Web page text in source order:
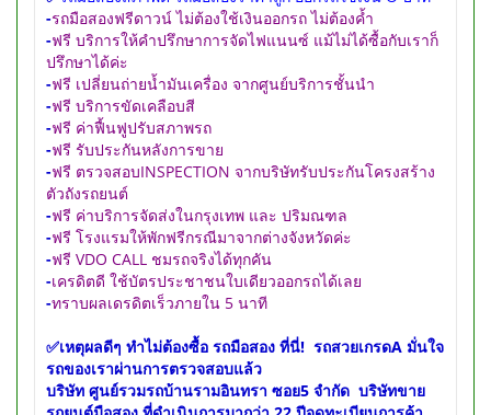
-รถมือสองฟรีดาวน์ ไม่ต้องใช้เงินออกรถ ไม่ต้องค้ำ
-ฟรี บริการให้คำปรึกษาการจัดไฟแนนซ์ แม้ไม่ได้ซื้อกับเราก็
ปรึกษาได้ค่ะ
-ฟรี เปลี่ยนถ่ายน้ำมันเครื่อง จากศูนย์บริการชั้นนำ
-ฟรี บริการขัดเคลือบสี
-ฟรี ค่าฟื้นฟูปรับสภาพรถ
-ฟรี รับประกันหลังการขาย
-ฟรี ตรวจสอบINSPECTION จากบริษัทรับประกันโครงสร้าง
ตัวถังรถยนต์
-ฟรี ค่าบริการจัดส่งในกรุงเทพ และ ปริมณฑล
-ฟรี โรงแรมให้พักฟรีกรณีมาจากต่างจังหวัดค่ะ
-ฟรี VDO CALL ชมรถจริงได้ทุกคัน
-เครดิตดี ใช้บัตรประชาชนใบเดียวออกรถได้เลย
-ทราบผลเดรดิตเร็วภายใน 5 นาที
✅เหตุผลดีๆ ทำไม่ต้องซื้อ รถมือสอง ที่นี่! รถสวยเกรดA มั่นใจ
รถของเราผ่านการตรวจสอบแล้ว
บริษัท ศูนย์รวมรถบ้านรามอินทรา ซอย5 จำกัด บริษัทขาย